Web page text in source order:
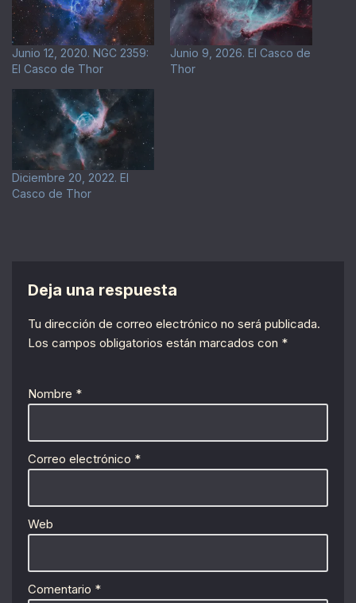
Junio 12, 2020. NGC 2359:
El Casco de Thor
Junio 9, 2026. El Casco de
Thor
Diciembre 20, 2022. El
Casco de Thor
Deja una respuesta
Tu dirección de correo electrónico no será publicada.
Los campos obligatorios están marcados con *
Nombre *
Correo electrónico *
Web
Comentario *